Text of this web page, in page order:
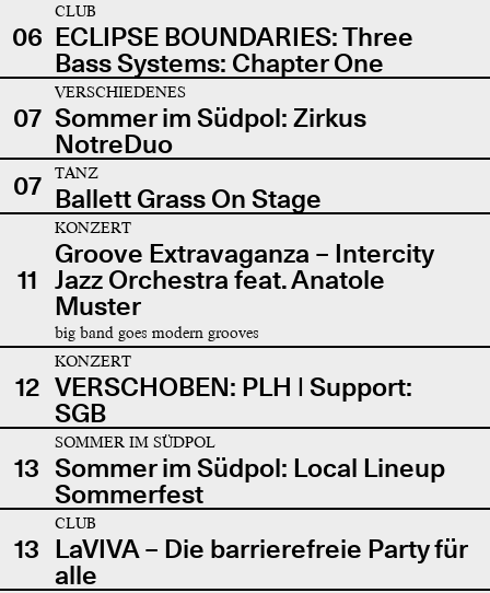
06
CLUB
ECLIPSE BOUNDARIES: Three
Bass Systems: Chapter One
07
VERSCHIEDENES
Sommer im Südpol: Zirkus
NotreDuo
07
TANZ
Ballett Grass On Stage
11
KONZERT
Groove Extravaganza – Intercity
Jazz Orchestra feat. Anatole
Muster
big band goes modern grooves
12
KONZERT
VERSCHOBEN: PLH | Support:
SGB
13
SOMMER IM SÜDPOL
Sommer im Südpol: Local Lineup
Sommerfest
13
CLUB
LaVIVA – Die barrierefreie Party für
alle